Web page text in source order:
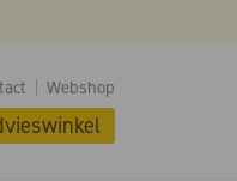
Webshop